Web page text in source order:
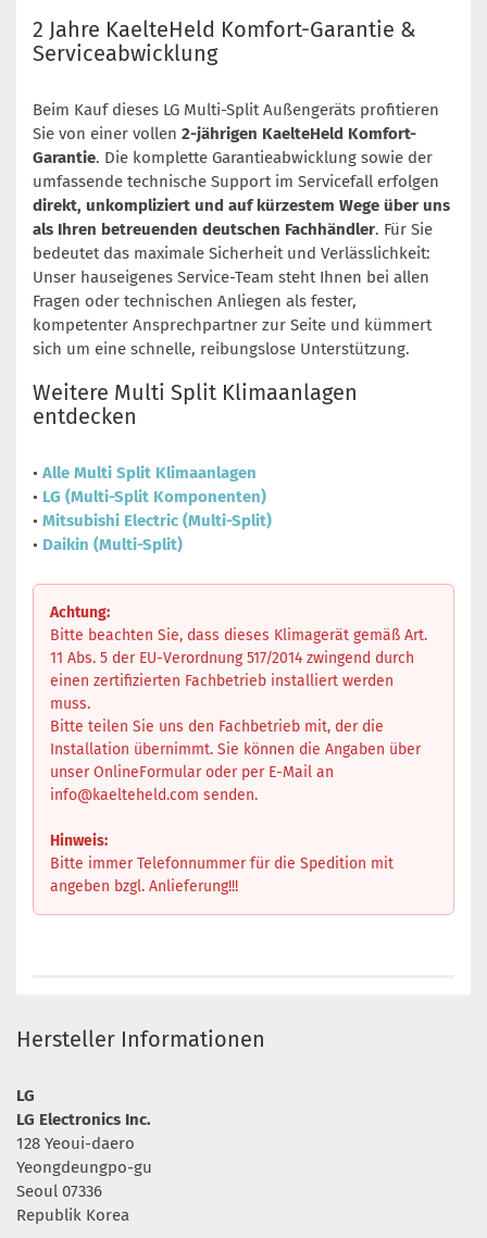
2 Jahre KaelteHeld Komfort-Garantie &
Serviceabwicklung
Beim Kauf dieses LG Multi-Split Außengeräts profitieren
Sie von einer vollen 2-jährigen KaelteHeld Komfort-
Garantie. Die komplette Garantieabwicklung sowie der
umfassende technische Support im Servicefall erfolgen
direkt, unkompliziert und auf kürzestem Wege über uns
als Ihren betreuenden deutschen Fachhändler. Für Sie
bedeutet das maximale Sicherheit und Verlässlichkeit:
Unser hauseigenes Service-Team steht Ihnen bei allen
Fragen oder technischen Anliegen als fester,
kompetenter Ansprechpartner zur Seite und kümmert
sich um eine schnelle, reibungslose Unterstützung.
Weitere Multi Split Klimaanlagen
entdecken
• Alle Multi Split Klimaanlagen
• LG (Multi-Split Komponenten)
• Mitsubishi Electric (Multi-Split)
• Daikin (Multi-Split)
Achtung:
Bitte beachten Sie, dass dieses Klimagerät gemäß Art.
11 Abs. 5 der EU-Verordnung 517/2014 zwingend durch
einen zertifizierten Fachbetrieb installiert werden
muss.
Bitte teilen Sie uns den Fachbetrieb mit, der die
Installation übernimmt. Sie können die Angaben über
unser OnlineFormular oder per E-Mail an
info@kaelteheld.com senden.
Hinweis:
Bitte immer Telefonnummer für die Spedition mit
angeben bzgl. Anlieferung!!!
Hersteller Informationen
LG
LG Electronics Inc.
128 Yeoui-daero
Yeongdeungpo-gu
Seoul 07336
Republik Korea